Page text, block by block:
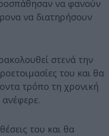
να φανούν
να διατηρήσουν
στενά την
του και θα
τρόπο τη χρονική
ανέφερε.
του και θα